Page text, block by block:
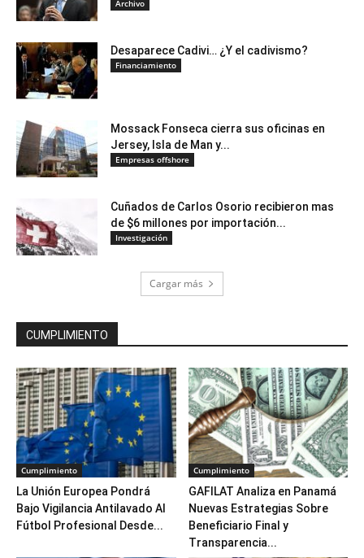
Archivo
Desaparece Cadivi… ¿Y el cadivismo?
Financiamiento
Mossack Fonseca cierra sus oficinas en
Jersey, Isla de Man y...
Empresas offshore
Cuñados de Carlos Osorio recibieron mas
de $6 millones por importación...
Investigación
Cargar más
CUMPLIMIENTO
Cumplimiento
La Unión Europea Pondrá
Bajo Vigilancia Antilavado Al
Fútbol Profesional Desde...
Cumplimiento
GAFILAT Analiza en Panamá
Nuevas Estrategias Sobre
Beneficiario Final y
Transparencia...